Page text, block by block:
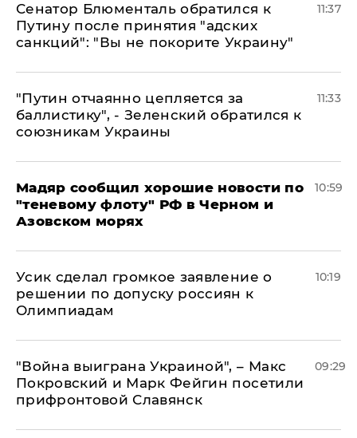
Сенатор Блюменталь обратился к
Путину после принятия "адских
санкций": "Вы не покорите Украину"
11:37
"Путин отчаянно цепляется за
баллистику", - Зеленский обратился к
союзникам Украины
11:33
Мадяр сообщил хорошие новости по
"теневому флоту" РФ в Черном и
Азовском морях
10:59
Усик сделал громкое заявление о
решении по допуску россиян к
Олимпиадам
10:19
"Война выиграна Украиной", – Макс
Покровский и Марк Фейгин посетили
прифронтовой Славянск
09:29